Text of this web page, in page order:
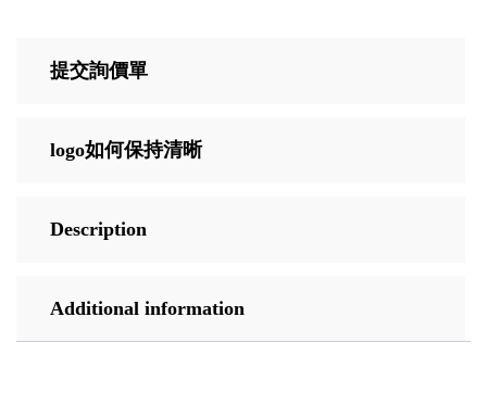
提交詢價單
logo如何保持清晰
Description
Additional information